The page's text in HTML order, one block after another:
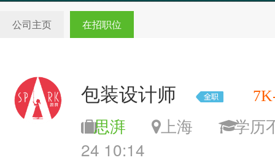
公司主页 在招职位
包装设计师
思湃 上海
学
24 10:14